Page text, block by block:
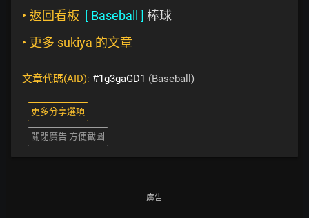
‣ 返回看板 [ Baseball ] 棒球
‣ 更多 sukiya 的文章
文章代碼(AID): #1g3gaGD1 (Baseball)
更多分享選項
關閉廣告 方便截圖
廣告